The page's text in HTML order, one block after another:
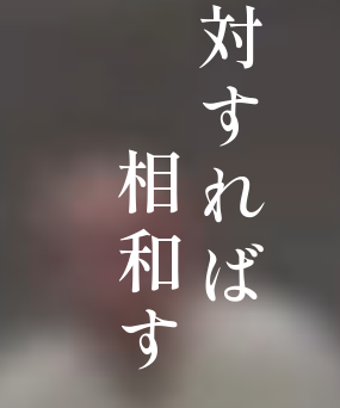
対すれば
相和す